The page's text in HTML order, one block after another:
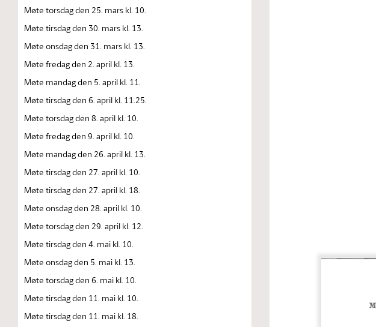
Møte torsdag den 25. mars kl. 10.
Møte tirsdag den 30. mars kl. 13.
Møte onsdag den 31. mars kl. 13.
Møte fredag den 2. april kl. 13.
Møte mandag den 5. april kl. 11.
Møte tirsdag den 6. april kl. 11.25.
Møte torsdag den 8. april kl. 10.
Møte fredag den 9. april kl. 10.
Møte mandag den 26. april kl. 13.
Møte tirsdag den 27. april kl. 10.
Møte tirsdag den 27. april kl. 18.
Møte onsdag den 28. april kl. 10.
Møte torsdag den 29. april kl. 12.
Møte tirsdag den 4. mai kl. 10.
Møte onsdag den 5. mai kl. 13.
Møte torsdag den 6. mai kl. 10.
Møte tirsdag den 11. mai kl. 10.
Møte tirsdag den 11. mai kl. 18.